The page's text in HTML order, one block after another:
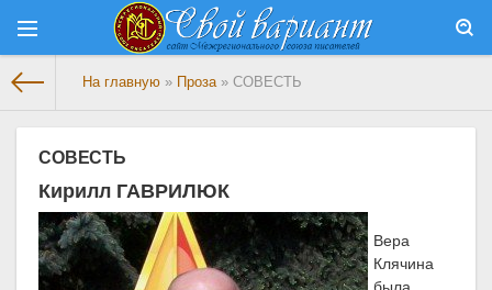
На главную » Проза» СОВЕСТЬ
СОВЕСТЬ
Кирилл ГАВРИЛЮК
Вера
Клячина